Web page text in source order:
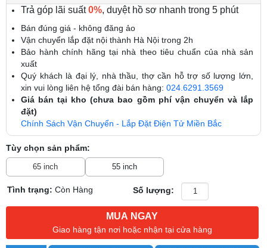
Trả góp lãi suất0%, duyệt hồ sơ nhanh trong 5 phút
Bán đúng giá - không đăng ảo
Vận chuyển lắp đặt nội thành Hà Nội trong 2h
Bảo hành chính hãng tại nhà theo tiêu chuẩn của nhà sản
xuất
Quý khách là đại lý, nhà thầu, thợ cần hỗ trợ số lượng lớn,
xin vui lòng liên hệ tổng đài bán hàng: 024.6291.3569
Giá bán tại kho (chưa bao gồm phí vận chuyển và lắp
đặt)
Chính Sách Vận Chuyển - Lắp Đặt Điện Tử Miền Bắc
Tùy chọn sản phẩm:
65 inch 55 inch
Tình trạng:Còn Hàng Số lượng:
MUA NGAY
Giao hàng tận nơi hoặc nhận tại cửa hàng